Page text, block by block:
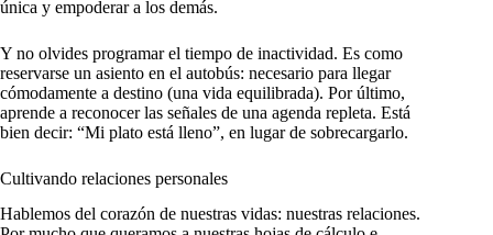
única y empoderar a los demás.
Y no olvides programar el tiempo de inactividad. Es como
reservarse un asiento en el autobús: necesario para llegar
cómodamente a destino (una vida equilibrada). Por último,
aprende a reconocer las señales de una agenda repleta. Está
bien decir: “Mi plato está lleno”, en lugar de sobrecargarlo.
Cultivando relaciones personales
Hablemos del corazón de nuestras vidas: nuestras relaciones.